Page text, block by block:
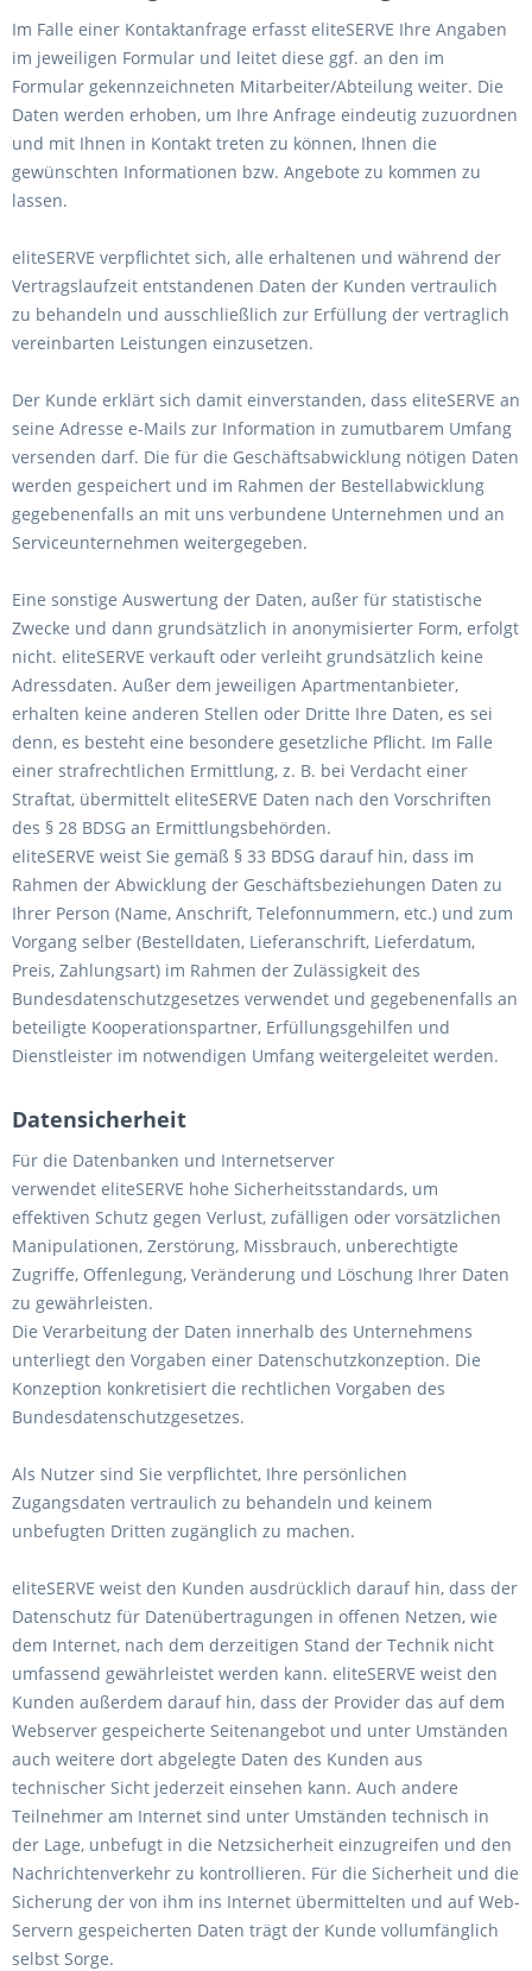
Im Falle einer Kontaktanfrage erfasst eliteSERVE Ihre Angaben
im jeweiligen Formular und leitet diese ggf. an den im
Formular gekennzeichneten Mitarbeiter/Abteilung weiter. Die
Daten werden erhoben, um Ihre Anfrage eindeutig zuzuordnen
und mit Ihnen in Kontakt treten zu können, Ihnen die
gewünschten Informationen bzw. Angebote zu kommen zu
lassen.
eliteSERVE verpflichtet sich, alle erhaltenen und während der
Vertragslaufzeit entstandenen Daten der Kunden vertraulich
zu behandeln und ausschließlich zur Erfüllung der vertraglich
vereinbarten Leistungen einzusetzen.
Der Kunde erklärt sich damit einverstanden, dass eliteSERVE an
seine Adresse e-Mails zur Information in zumutbarem Umfang
versenden darf. Die für die Geschäftsabwicklung nötigen Daten
werden gespeichert und im Rahmen der Bestellabwicklung
gegebenenfalls an mit uns verbundene Unternehmen und an
Serviceunternehmen weitergegeben.
Eine sonstige Auswertung der Daten, außer für statistische
Zwecke und dann grundsätzlich in anonymisierter Form, erfolgt
nicht. eliteSERVE verkauft oder verleiht grundsätzlich keine
Adressdaten. Außer dem jeweiligen Apartmentanbieter,
erhalten keine anderen Stellen oder Dritte Ihre Daten, es sei
denn, es besteht eine besondere gesetzliche Pflicht. Im Falle
einer strafrechtlichen Ermittlung, z. B. bei Verdacht einer
Straftat, übermittelt eliteSERVE Daten nach den Vorschriften
des § 28 BDSG an Ermittlungsbehörden.
eliteSERVE weist Sie gemäß § 33 BDSG darauf hin, dass im
Rahmen der Abwicklung der Geschäftsbeziehungen Daten zu
Ihrer Person (Name, Anschrift, Telefonnummern, etc.) und zum
Vorgang selber (Bestelldaten, Lieferanschrift, Lieferdatum,
Preis, Zahlungsart) im Rahmen der Zulässigkeit des
Bundesdatenschutzgesetzes verwendet und gegebenenfalls an
beteiligte Kooperationspartner, Erfüllungsgehilfen und
Dienstleister im notwendigen Umfang weitergeleitet werden.
Datensicherheit
Für die Datenbanken und Internetserver
verwendet eliteSERVE hohe Sicherheitsstandards, um
effektiven Schutz gegen Verlust, zufälligen oder vorsätzlichen
Manipulationen, Zerstörung, Missbrauch, unberechtigte
Zugriffe, Offenlegung, Veränderung und Löschung Ihrer Daten
zu gewährleisten.
Die Verarbeitung der Daten innerhalb des Unternehmens
unterliegt den Vorgaben einer Datenschutzkonzeption. Die
Konzeption konkretisiert die rechtlichen Vorgaben des
Bundesdatenschutzgesetzes.
Als Nutzer sind Sie verpflichtet, Ihre persönlichen
Zugangsdaten vertraulich zu behandeln und keinem
unbefugten Dritten zugänglich zu machen.
eliteSERVE weist den Kunden ausdrücklich darauf hin, dass der
Datenschutz für Datenübertragungen in offenen Netzen, wie
dem Internet, nach dem derzeitigen Stand der Technik nicht
umfassend gewährleistet werden kann. eliteSERVE weist den
Kunden außerdem darauf hin, dass der Provider das auf dem
Webserver gespeicherte Seitenangebot und unter Umständen
auch weitere dort abgelegte Daten des Kunden aus
technischer Sicht jederzeit einsehen kann. Auch andere
Teilnehmer am Internet sind unter Umständen technisch in
der Lage, unbefugt in die Netzsicherheit einzugreifen und den
Nachrichtenverkehr zu kontrollieren. Für die Sicherheit und die
Sicherung der von ihm ins Internet übermittelten und auf Web-
Servern gespeicherten Daten trägt der Kunde vollumfänglich
selbst Sorge.